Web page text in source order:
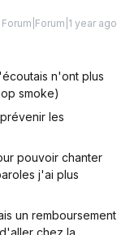
Forum|Forum|1 year ago
n'ont plus
smoke)
les
pouvoir chanter
j'ai plus
un remboursement
chez la